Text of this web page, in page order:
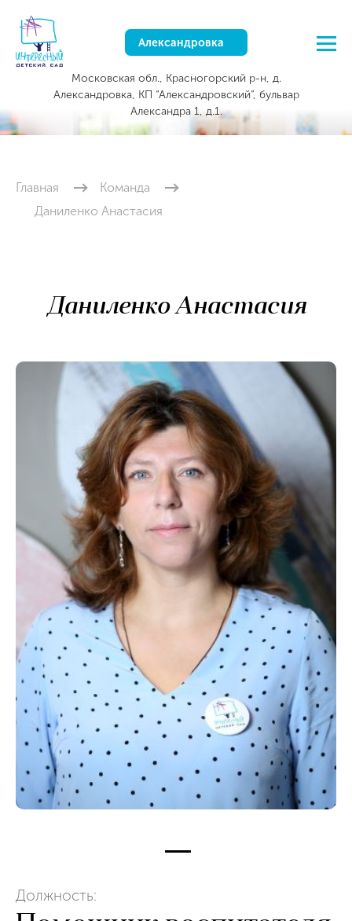
Александровка
Московская обл., Красногорский р-н, д.
Александровка, КП “Александровский”, бульвар
Александра 1, д.1.
Главная
Команда
Даниленко Анастасия
Даниленко Анастасия
Должность: